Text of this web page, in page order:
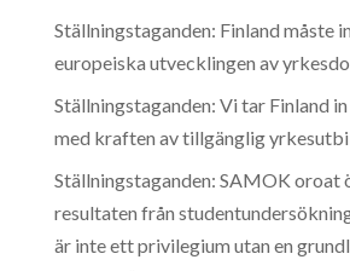
Ställningstaganden: Finland måste
europeiska utvecklingen av
Ställningstaganden: Vi tar Finland
med kraften av tillgänglig
Ställningstaganden: SAMOK oroat
resultaten från
är inte ett privilegium utan en